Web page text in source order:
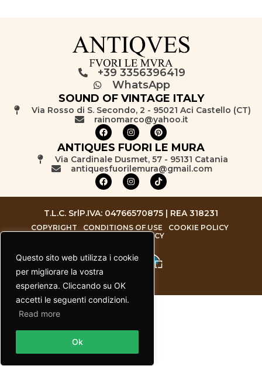
Questo sito web utilizza i cookie
per migliorare la vostra
esperienza. Cliccando su OK
accetti le seguenti condizioni.
Read more
Ok
+39 3356396419
WhatsApp
SOUND OF VINTAGE ITALY
Via Rosso di S. Secondo, 2 - 95021 Aci Castello (CT)
rainomarco@yahoo.it
ANTIQUES FUORI LE MURA
Via Cardinale Dusmet, 57 - 95131 Catania
antiquesfuorilemura@gmail.com
T.L.C. SrlP.IVA: 04766570875 | REA 318231
COPYRIGHT CONDITIONS OF USE
COOKIE POLICY
PRIVACY POLICY